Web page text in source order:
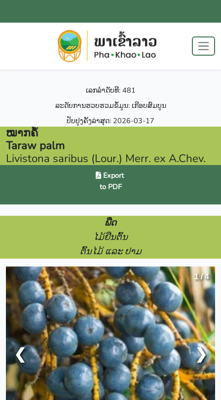
ເລກລຳດັບທີ: 481
ລະດັບການຮວບຮວມຂໍ້ມູນ: ເກີອບສົມບູນ
ປັບປູງຄັ້ງລ່າສຸດ: 2026-03-17
ໝາກຄໍ້
Taraw palm
Livistona saribus (Lour.) Merr. ex A.Chev.
Export
to PDF
ພືດ
ໄມ້ຢືນຕົ້ນ
ຕົ້ນໄມ້ ແລະ ປາມ
1 / 4
❮ ❯